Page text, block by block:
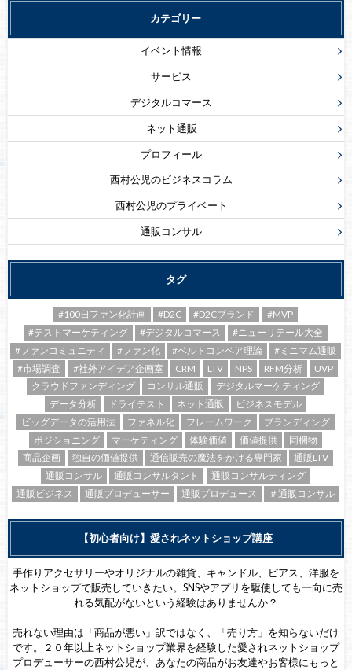
カテゴリー
イベント情報
サービス
デジタルコマース
ネット通販
プロフィール
西村公児のビジネスコラム
西村公児のプライベート
通販コンサル
タグ
#100日ファン化計画 #D2C #D2Cブランド
#MVP
#テストマーケティング
#デジタルコマース
#ニューリテール大全
#ファンコミュニティ
#ファン化 #ベルトコンベア理論
#ミニマム通販
#市場調査
#社外アイデア企画室 CRM LTV NPS RFM分析
UVP
クラウドファンディング
コンサル通販
デジタルマーケティング
データ分析
ドライテスト ネット通販
ビジネスモデル
ビッグデータの活用法
ファネル化 フレームワーク
ブランディング
ポジショニング
マーケティング 体験価値 価値提供
同梱物
商品企画
独自の価値提供 通信販売の魔法をかける専門家
通販LTV
通販コンサル
通販コンサルタント
通販コンサルティング
通販ビジネス
通販プロデューサー 通販プロデュース ＃通販コンサル
【初心者向け】愛されネットショップ講座
手作りアクセサリーやオリジナルの雑貨、キャンドル、ピアス、洋服を
ネットショップで販売していきたい。SNSやアプリを駆使しても一向に売
れる気配がないという経験はありませんか？
売れない理由は「商品が悪い」訳ではなく、「売り方」を知らないだけ
です。２０年以上ネットショップ業界を経験した愛されネットショップ
プロデューサーの西村公児が、あなたの商品がお友達やお客様にもっと